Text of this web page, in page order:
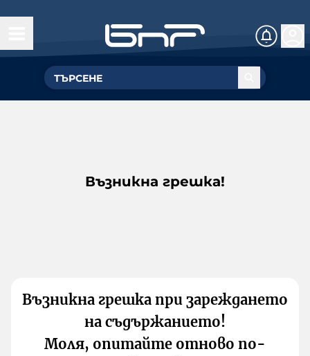
Възникна грешка!
Възникна грешка при зареждането
на съдържанието!
Моля, опитайте отново по-